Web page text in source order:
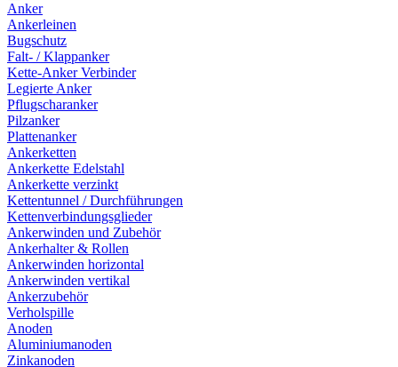
Anker
Ankerleinen
Bugschutz
Falt- / Klappanker
Kette-Anker Verbinder
Legierte Anker
Pflugscharanker
Pilzanker
Plattenanker
Ankerketten
Ankerkette Edelstahl
Ankerkette verzinkt
Kettentunnel / Durchführungen
Kettenverbindungsglieder
Ankerwinden und Zubehör
Ankerhalter & Rollen
Ankerwinden horizontal
Ankerwinden vertikal
Ankerzubehör
Verholspille
Anoden
Aluminiumanoden
Zinkanoden